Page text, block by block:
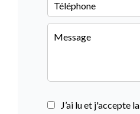
J’ai lu et j'accepte la